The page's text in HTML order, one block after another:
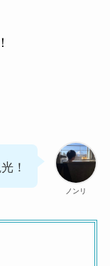
ノンリ
！